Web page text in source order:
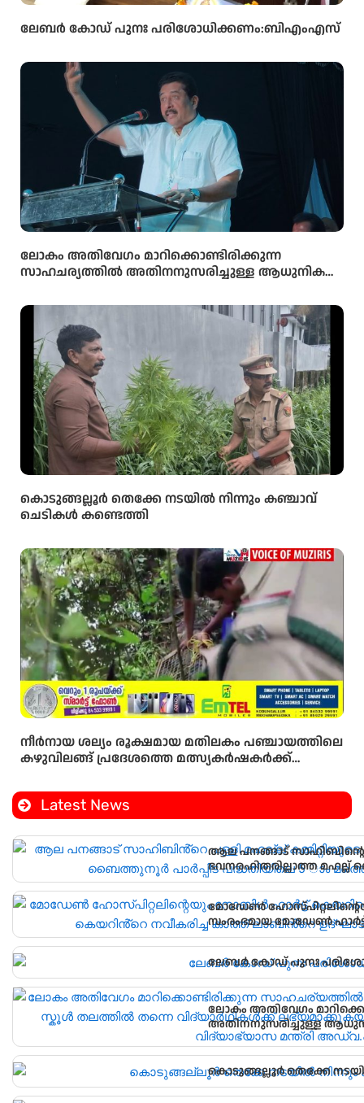
ലേബർ കോഡ് പുനഃ പരിശോധിക്കണം:ബിഎംഎസ്
ലോകം അതിവേഗം മാറിക്കൊണ്ടിരിക്കുന്ന
സാഹചര്യത്തിൽ അതിനനുസരിച്ചുള്ള ആധുനിക
വിദ്യാർഥികൾക്ക് ലഭ്യമാക്കുകയാണ് സർക്കാരിന്റെ
ലക്ഷ്യമെന്ന് സംസ്ഥാന വിദ്യാഭ്യാസ മന്ത്രി അഡ്വ.എൻ.
ഷംസുദ്ദീൻ
കൊടുങ്ങല്ലൂർ തെക്കേ നടയിൽ നിന്നും കഞ്ചാവ്
ചെടികൾ കണ്ടെത്തി
നീർനായ ശല്യം രൂക്ഷമായ മതിലകം പഞ്ചായത്തിലെ
കഴുവിലങ്ങ് പ്രദേശത്തെ മത്സ്യകർഷകർക്ക്
സ്ഥാപിച്ചു.
Latest News
ആല പനങ്ങാട് സാഹിബിൻ്റെ
ഭവനരഹിതരില്ലാത്ത മഹല്ല്
വീടിൻ്റെ താക്കോൽ ദാനം
മോഡേൺ
സംരംഭമായ മോഡേൺ ഹാർട്ട്
ലേബർ കോഡ് പുനഃ
ലോകം അതിവേഗം
അതിനനുസരിച്ചുള്ള
വിദ്യാർഥികൾക്ക്
വിദ്യാഭ്യാസ മന്ത്രി
കൊടുങ്ങല്ലൂർ തെക്കേ